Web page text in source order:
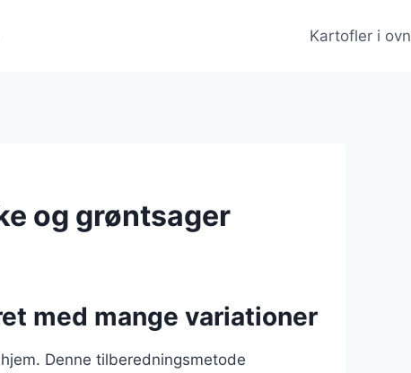
Kartofler i ovn
og grøntsager
med mange variationer
Denne tilberedningsmetode